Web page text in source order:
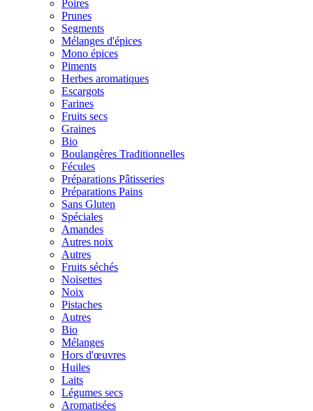
Poires
Prunes
Segments
Mélanges d'épices
Mono épices
Piments
Herbes aromatiques
Escargots
Farines
Fruits secs
Graines
Bio
Boulangères Traditionnelles
Fécules
Préparations Pâtisseries
Préparations Pains
Sans Gluten
Spéciales
Amandes
Autres noix
Autres
Fruits séchés
Noisettes
Noix
Pistaches
Autres
Bio
Mélanges
Hors d'œuvres
Huiles
Laits
Légumes secs
Aromatisées